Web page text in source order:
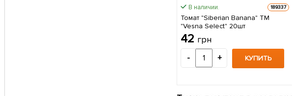
В наличии. 189337
Томат "Siberian Banana" ТМ
"Vesna Select" 20шт
42 грн
- + КУПИТЬ